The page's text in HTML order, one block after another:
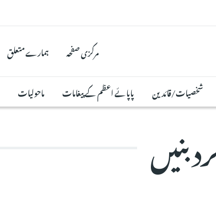
مرکزی صفحہ ہمارے متعلق
شخصیات/قائدین پاپائے اعظم کے پیغامات ماحولیات
بنیں